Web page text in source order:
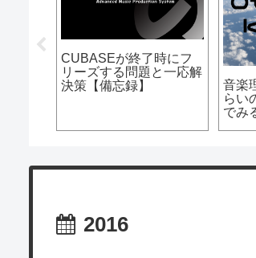
と偏見で
【朗報】CUBASE、遂
に物理eLicenserが廃止
2016